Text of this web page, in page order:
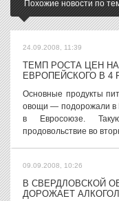
Похожие новости по
24.09.2008, 11:39
ТЕМП РОСТА ЦЕН
ЕВРОПЕЙСКОГО В 4
Основные продукты
овощи — подорожали в
в Евросоюзе.
продовольствие во
09.09.2008, 10:26
В СВЕРДЛОВСКОЙ
ДОРОЖАЕТ